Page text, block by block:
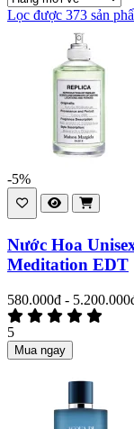
Lọc được 373 sản
-5%
Nước Hoa
Meditation EDT
580.000đ -
5
Mua ngay